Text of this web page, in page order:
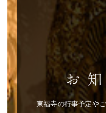
お
東福寺の行事予定や